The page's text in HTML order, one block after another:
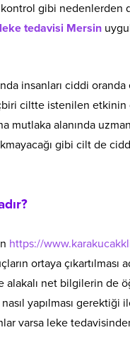
gibi nedenlerden
leke tedavisi Mersin
insanları ciddi
ciltte istenilen etkinin
mutlaka alanında
gibi cilt de
https://
ortaya çıkartılması
net bilgilerin de
yapılması
varsa leke